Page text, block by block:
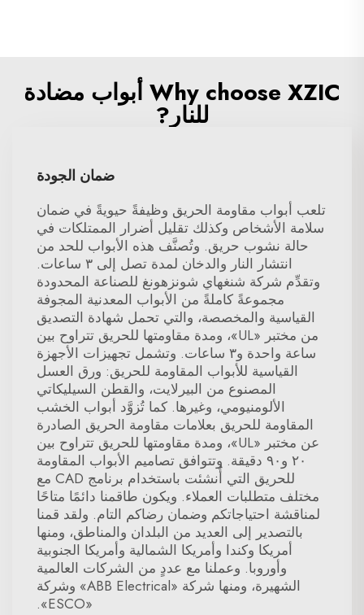
Why choose XZIC أبواب مضادة
للنار?
ضمان الجودة
تلعب أبواب مقاومة الحريق وظيفةً حيويةً في ضمان
سلامة الأشخاص وكذلك تقليل أضرار الممتلكات في
حالة نشوب حريق. وتُصنَّف هذه الأبواب للحد من
انتشار النار والدخان لمدة تصل إلى ٣ ساعات.
وتقدِّم شركة شنغهاي شونزهونغ للصناعة المحدودة
مجموعةً كاملةً من الأبواب المعدنية المجوفة
القياسية والمخصصة، والتي تحمل شهادة التصديق
من مختبر «UL»، ومدة مقاومتها للحريق تتراوح بين
ساعة واحدة و٣ ساعات. وتشمل تجهيزات الأجهزة
القياسية للأبواب المقاومة للحريق: ورق العسل
المصنوع من البيرلايت، والقطن السيليكاتي
الألومنيومي، وغيرها. كما تُزوَّد أبواب الخشب
المقاومة للحريق بعلامات مقاومة الحريق الصادرة
عن مختبر «UL»، ومدة مقاومتها للحريق تتراوح بين
٢٠ و٩٠ دقيقة. وتتوافق تصاميم الأبواب المقاومة
للحريق التي أُنشئت باستخدام برنامج CAD مع
مختلف متطلبات العملاء. ويكون طاقمنا دائمًا متاحًا
لمناقشة احتياجاتكم وضمان رضاكم التام. ولقد قمنا
بالتصدير إلى العديد من البلدان والمناطق، ومنها
أمريكا وكندا وأمريكا الشمالية وأمريكا الجنوبية
وأوروبا. وعملنا مع عددٍ من الشركات العالمية
الشهيرة، ومنها شركة «ABB Electrical» وشركة
«ESCO».